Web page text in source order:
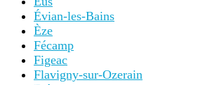
Évian-les-Bains
Èze
Fécamp
Figeac
Flavigny-sur-Ozerain